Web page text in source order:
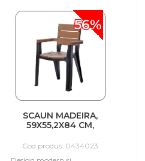
56%
SCAUN MADEIRA,
59X55,2X84 CM,
Cod produs: 0434023